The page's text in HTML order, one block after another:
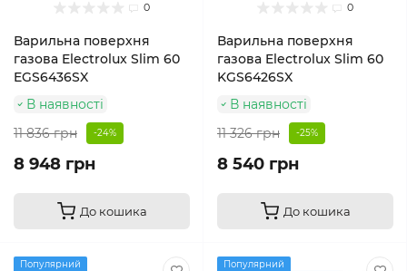
0
Варильна поверхня
газова Electrolux Slim 60
EGS6436SX
В наявності
11 836 грн
-24%
8 948 грн
До кошика
0
Варильна поверхня
газова Electrolux Slim 60
KGS6426SX
В наявності
11 326 грн
-25%
8 540 грн
До кошика
Популярний
Популярний